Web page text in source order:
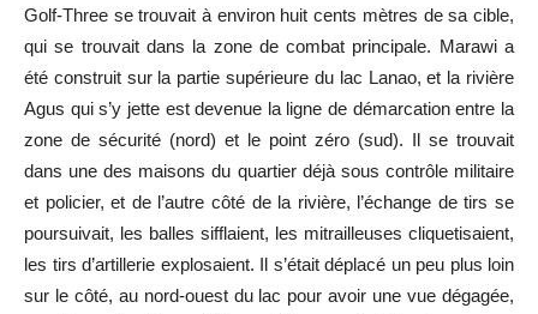
Golf-Three se trouvait à environ huit cents mètres de sa cible,
qui se trouvait dans la zone de combat principale. Marawi a
été construit sur la partie supérieure du lac Lanao, et la rivière
Agus qui s’y jette est devenue la ligne de démarcation entre la
zone de sécurité (nord) et le point zéro (sud). Il se trouvait
dans une des maisons du quartier déjà sous contrôle militaire
et policier, et de l’autre côté de la rivière, l’échange de tirs se
poursuivait, les balles sifflaient, les mitrailleuses cliquetisaient,
les tirs d’artillerie explosaient. Il s’était déplacé un peu plus loin
sur le côté, au nord-ouest du lac pour avoir une vue dégagée,